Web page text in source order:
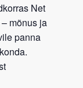
Net
mõnus ja
panna